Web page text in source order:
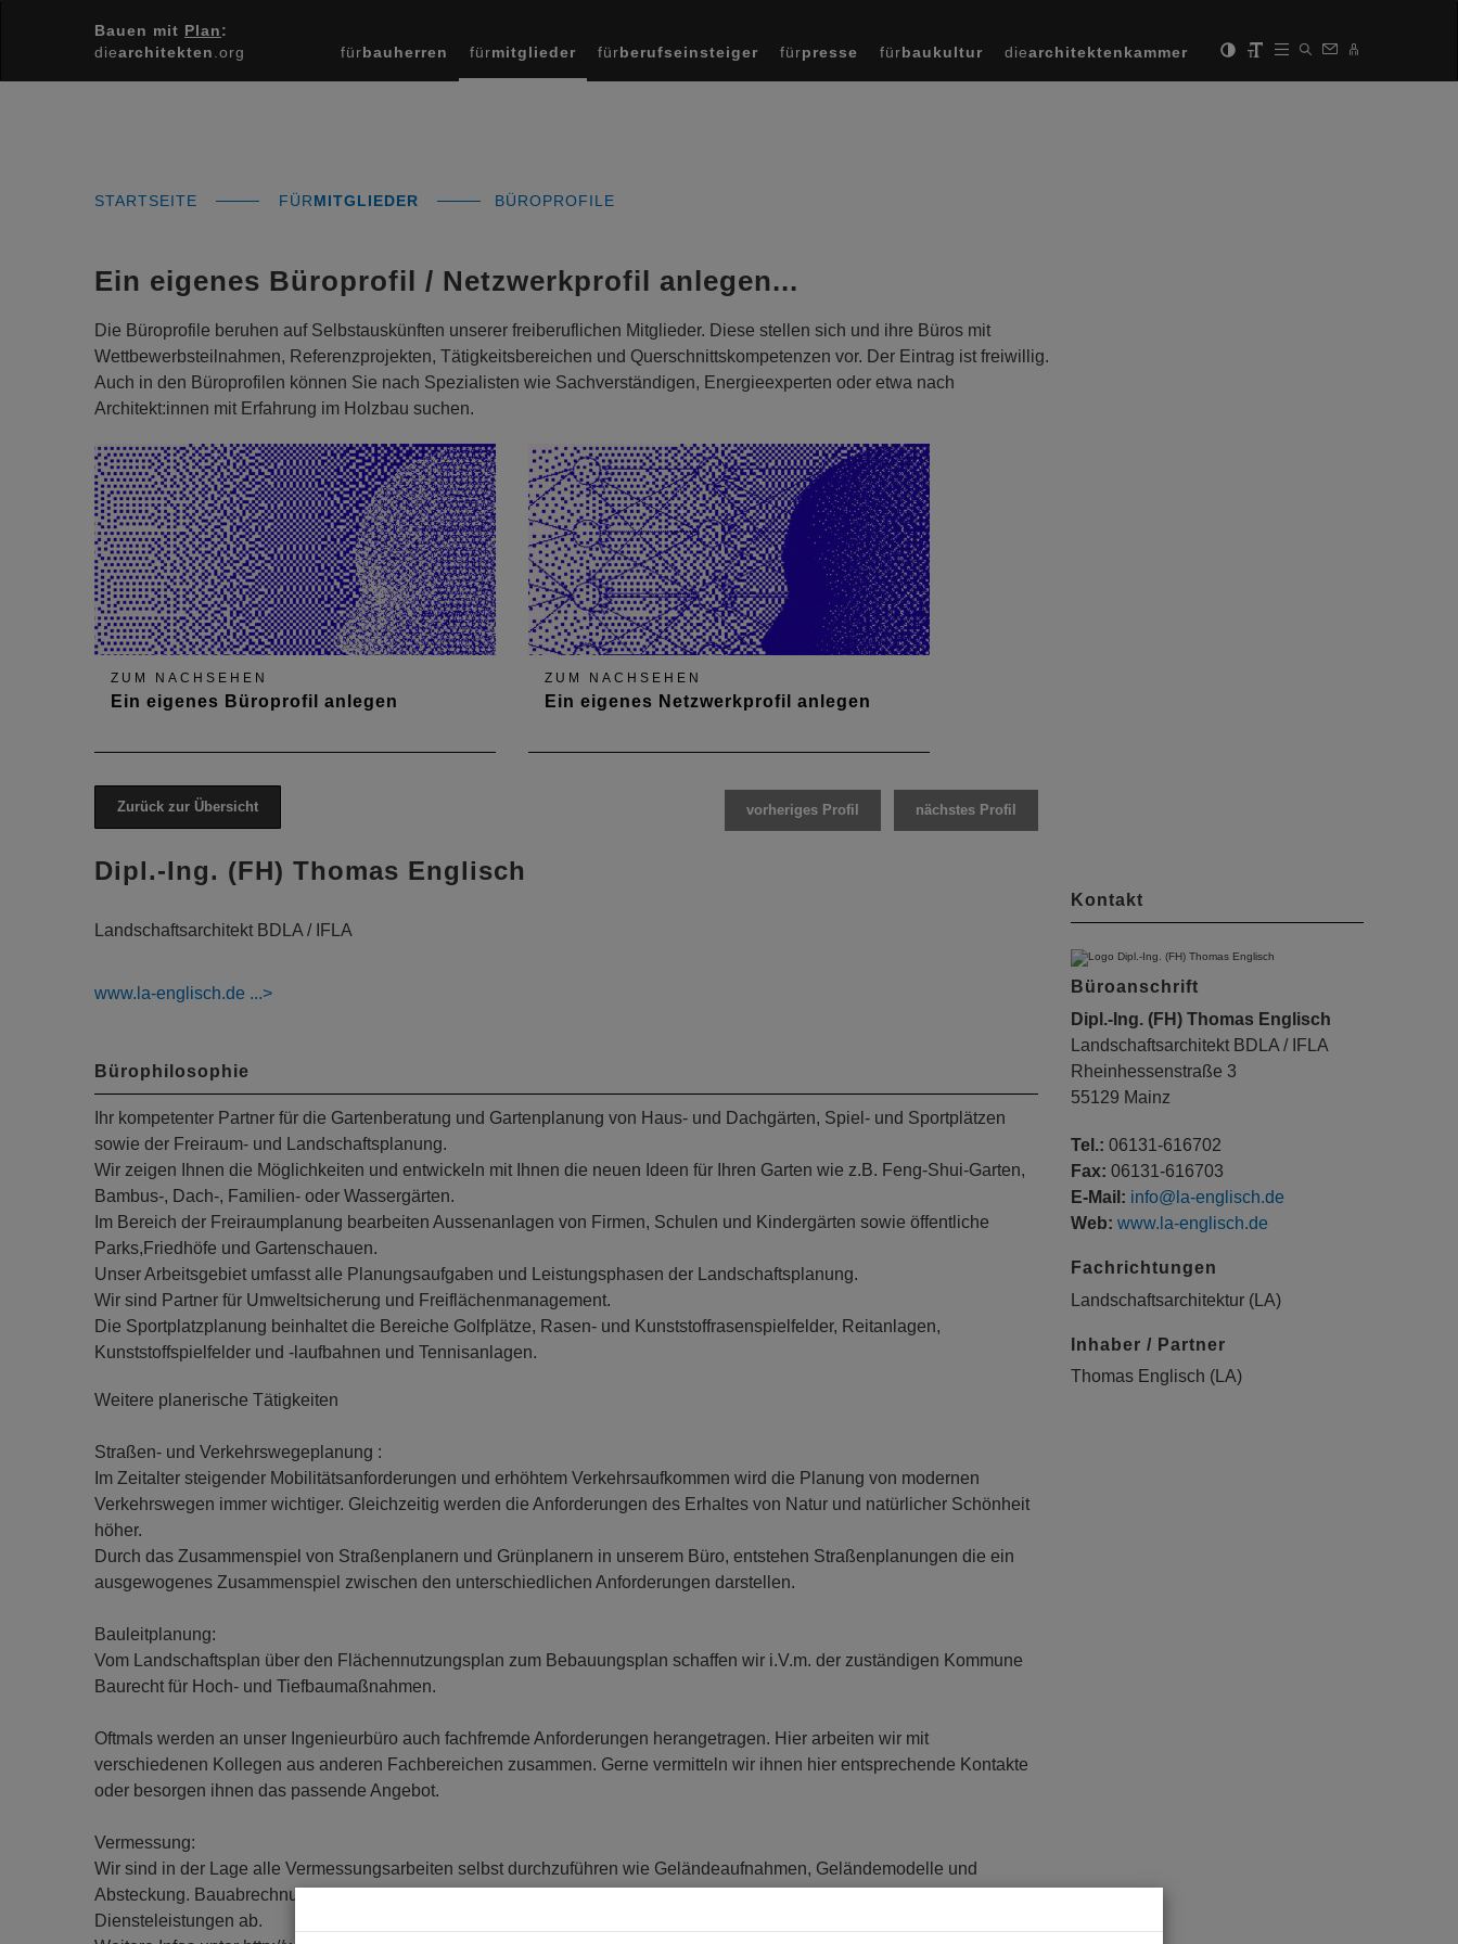
Bauen mit Plan:
diearchitekten .org fürbauherren fürmitglieder fürberufseinsteiger fürpresse fürbaukultur diearchitektenkammer
STARTSEITE FÜRMITGLIEDER BÜROPROFILE
Ein eigenes Büroprofil / Netzwerkprofil anlegen...
Die Büroprofile beruhen auf Selbstauskünften unserer freiberuflichen Mitglieder. Diese stellen sich und ihre Büros mit
Wettbewerbsteilnahmen, Referenzprojekten, Tätigkeitsbereichen und Querschnittskompetenzen vor. Der Eintrag ist freiwillig.
Auch in den Büroprofilen können Sie nach Spezialisten wie Sachverständigen, Energieexperten oder etwa nach
Architekt:innen mit Erfahrung im Holzbau suchen.
ZUM NACHSEHEN
Ein eigenes Büroprofil anlegen
ZUM NACHSEHEN
Ein eigenes Netzwerkprofil anlegen
Zurück zur Übersicht vorheriges Profil nächstes Profil
Dipl.-Ing. (FH) Thomas Englisch
Landschaftsarchitekt BDLA / IFLA
www.la-englisch.de
Bürophilosophie
Ihr kompetenter Partner für die Gartenberatung und Gartenplanung von Haus- und Dachgärten, Spiel- und Sportplätzen
sowie der Freiraum- und Landschaftsplanung.
Wir zeigen Ihnen die Möglichkeiten und entwickeln mit Ihnen die neuen Ideen für Ihren Garten wie z.B. Feng-Shui-Garten,
Bambus-, Dach-, Familien- oder Wassergärten.
Im Bereich der Freiraumplanung bearbeiten Aussenanlagen von Firmen, Schulen und Kindergärten sowie öffentliche
Parks,Friedhöfe und Gartenschauen.
Unser Arbeitsgebiet umfasst alle Planungsaufgaben und Leistungsphasen der Landschaftsplanung.
Wir sind Partner für Umweltsicherung und Freiflächenmanagement.
Die Sportplatzplanung beinhaltet die Bereiche Golfplätze, Rasen- und Kunststoffrasenspielfelder, Reitanlagen,
Kunststoffspielfelder und -laufbahnen und Tennisanlagen.
Weitere planerische Tätigkeiten
Straßen- und Verkehrswegeplanung :
Im Zeitalter steigender Mobilitätsanforderungen und erhöhtem Verkehrsaufkommen wird die Planung von modernen
Verkehrswegen immer wichtiger. Gleichzeitig werden die Anforderungen des Erhaltes von Natur und natürlicher Schönheit
höher.
Durch das Zusammenspiel von Straßenplanern und Grünplanern in unserem Büro, entstehen Straßenplanungen die ein
ausgewogenes Zusammenspiel zwischen den unterschiedlichen Anforderungen darstellen.
Bauleitplanung:
Vom Landschaftsplan über den Flächennutzungsplan zum Bebauungsplan schaffen wir i.V.m. der zuständigen Kommune
Baurecht für Hoch- und Tiefbaumaßnahmen.
Oftmals werden an unser Ingenieurbüro auch fachfremde Anforderungen herangetragen. Hier arbeiten wir mit
verschiedenen Kollegen aus anderen Fachbereichen zusammen. Gerne vermitteln wir ihnen hier entsprechende Kontakte
oder besorgen ihnen das passende Angebot.
Vermessung:
Wir sind in der Lage alle Vermessungsarbeiten selbst durchzuführen wie Geländeaufnahmen, Geländemodelle und
Absteckung. Bauabrechnung, Grünflächenmanagement mit GIS und Baum- bzw. Grünkataster runden die
Diensteleistungen ab.
Kontakt
Büroanschrift
Dipl.-Ing. (FH) Thomas Englisch
Landschaftsarchitekt BDLA / IFLA
Rheinhessenstraße 3
55129 Mainz
Tel.: 06131-616702
Fax: 06131-616703
E-Mail: info@la-englisch.de
Web: www.la-englisch.de
Fachrichtungen
Landschaftsarchitektur (LA)
Inhaber / Partner
Thomas Englisch (LA)